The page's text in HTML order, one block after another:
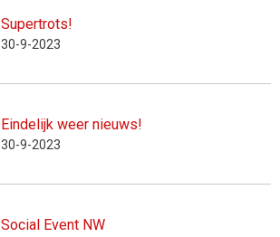
Supertrots!
30-9-2023
Eindelijk weer nieuws!
30-9-2023
Social Event NW